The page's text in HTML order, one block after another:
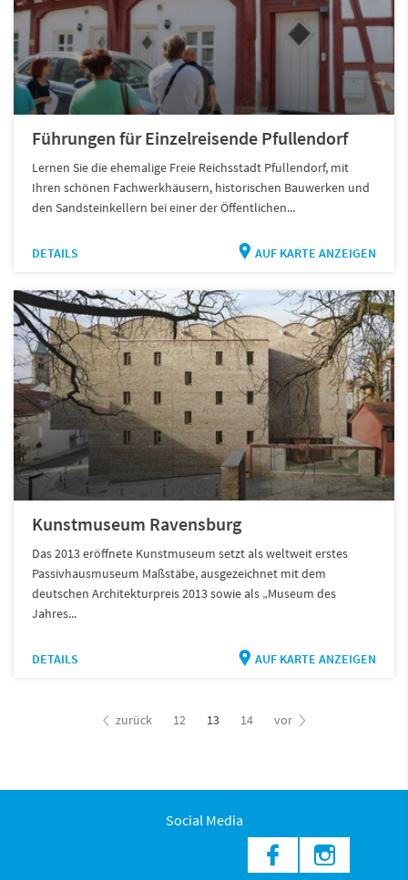
Führungen für Einzelreisende Pfullendorf
Lernen Sie die ehemalige Freie Reichsstadt Pfullendorf, mit
Ihren schönen Fachwerkhäusern, historischen Bauwerken und
den Sandsteinkellern bei einer der Öffentlichen...
DETAILS AUF KARTE ANZEIGEN
Kunstmuseum Ravensburg
Das 2013 eröffnete Kunstmuseum setzt als weltweit erstes
Passivhausmuseum Maßstäbe, ausgezeichnet mit dem
deutschen Architekturpreis 2013 sowie als „Museum des
Jahres...
DETAILS AUF KARTE ANZEIGEN
zurück 12 13 14 vor
Social Media